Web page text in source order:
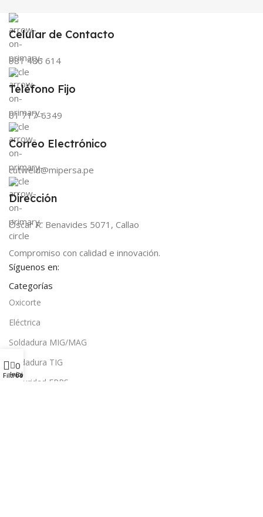
Celular de Contacto
981 486 614
Teléfono Fijo
01 717-6349
Correo Electrónico
cutweld@mipersa.pe
Dirección
Óscar R. Benavides 5071, Callao
Compromiso con calidad e innovación.
Síguenos en:
Categorías
Oxicorte
Eléctrica
Soldadura MIG/MAG
Soldadura TIG
Seguridad EPPS
Filtros
Inicio
0
Comparar